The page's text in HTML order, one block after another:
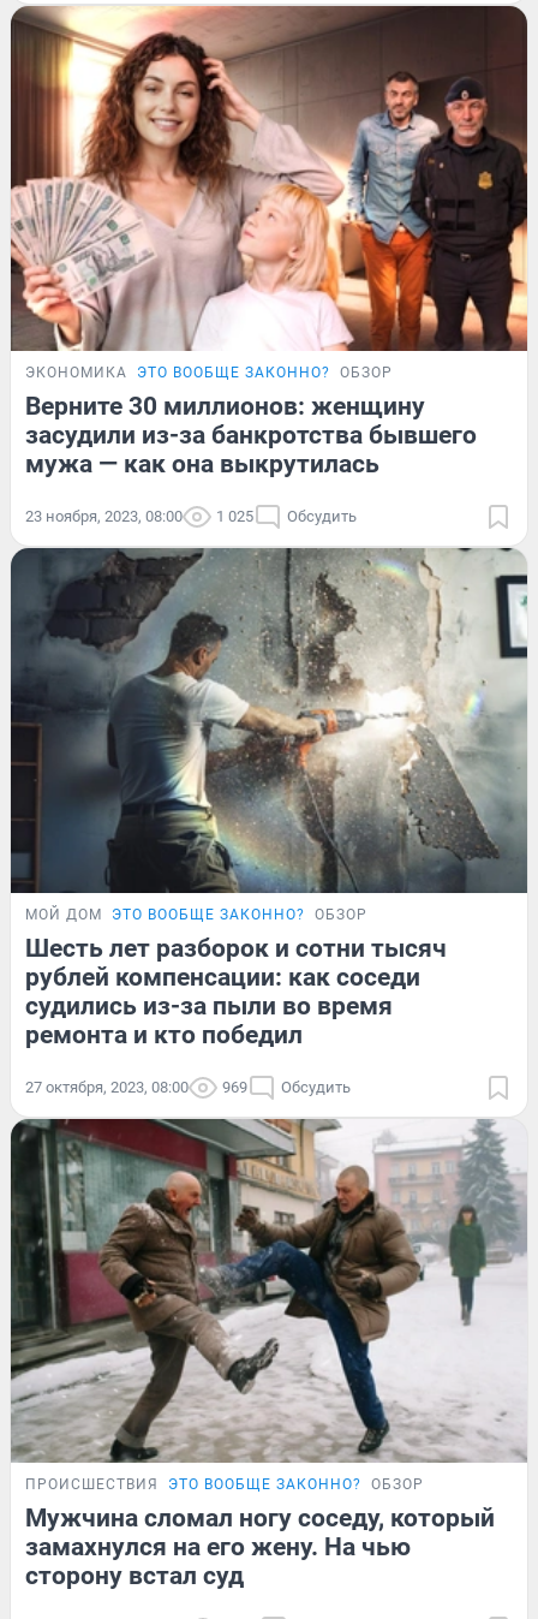
ЭКОНОМИКА ЭТО ВООБЩЕ ЗАКОННО? ОБЗОР
Верните 30 миллионов: женщину
засудили из-за банкротства бывшего
мужа — как она выкрутилась
23 ноября, 2023, 08:00 1 025 Обсудить
МОЙ ДОМ ЭТО ВООБЩЕ ЗАКОННО? ОБЗОР
Шесть лет разборок и сотни тысяч
рублей компенсации: как соседи
судились из-за пыли во время
ремонта и кто победил
27 октября, 2023, 08:00 969 Обсудить
ПРОИСШЕСТВИЯ ЭТО ВООБЩЕ ЗАКОННО? ОБЗОР
Мужчина сломал ногу соседу, который
замахнулся на его жену. На чью
сторону встал суд